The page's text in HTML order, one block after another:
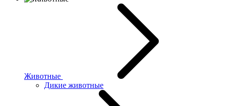
Животные
Дикие животные